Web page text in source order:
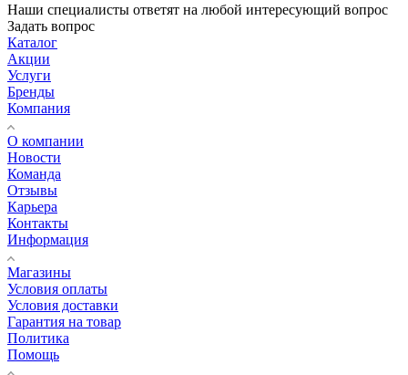
Наши специалисты ответят на любой интересующий вопрос
Задать вопрос
Каталог
Акции
Услуги
Бренды
Компания
О компании
Новости
Команда
Отзывы
Карьера
Контакты
Информация
Магазины
Условия оплаты
Условия доставки
Гарантия на товар
Политика
Помощь